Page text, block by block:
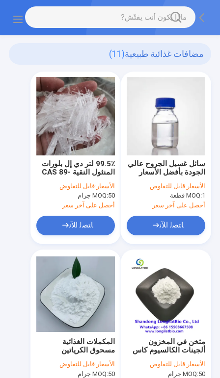
مضافات غذائية طبيعية(11)
99.5٪ لتر دي إل بلورات
المنثول النقية CAS 89-
الطبيعية
الأسعار:قابل للتفاوض
MOQ:50 جرام
أحصل على آخر سعر
ﺎﺘﺼﻟ ﺍﻶﻧ
سائل غسيل الجروح عالي
الجودة بأفضل الأسعار
الأسعار:قابل للتفاوض
MOQ:1 قطعة
أحصل على آخر سعر
ﺎﺘﺼﻟ ﺍﻶﻧ
المكملات الغذائية
مسحوق الكرياتين
87-7
الأسعار:قابل للتفاوض
MOQ:50 جرام
مثخن في المخزون
ألجينات الكالسيوم كاس
9005-35-0
الأسعار:قابل للتفاوض
MOQ:50 جرام